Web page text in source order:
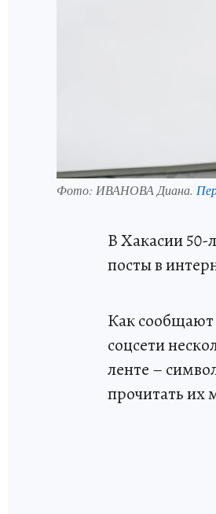
Фото: ИВАНОВА Диана.
В Хакасии 50-
посты в
Как сообщают
соцсети
ленте –
прочитать их